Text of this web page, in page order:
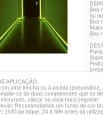
Boa
ou
Boa
Boa
APLICAÇÃO:
uma trincha ou à pistola (pneumática,
se de duas componentes que se
utilizar na meia hora seguinte
Recomendamos um fundo de cor
1h30 ao toque. 24 a 48h antes da